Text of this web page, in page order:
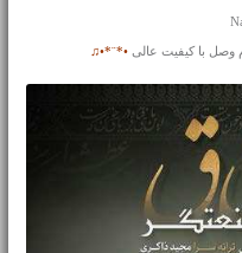
وصل با کیفیت عالی•*¨*•♫